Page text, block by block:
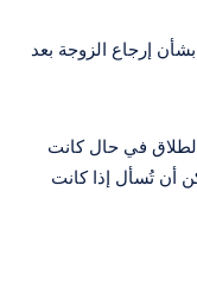
إرجاع الزوجة بعد
في حال كانت
أن تُسأل إذا كانت